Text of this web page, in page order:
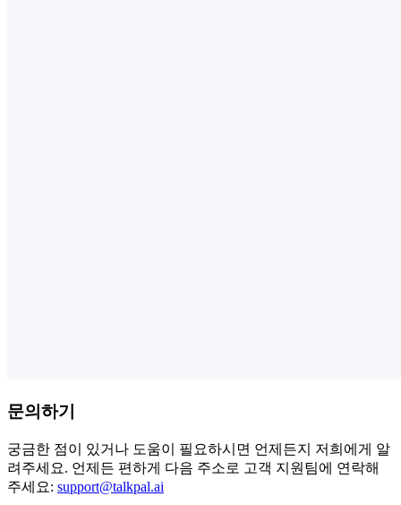
문의하기
궁금한 점이 있거나 도움이 필요하시면 언제든지 저희에게 알
려주세요. 언제든 편하게 다음 주소로 고객 지원팀에 연락해
주세요: support@talkpal.ai